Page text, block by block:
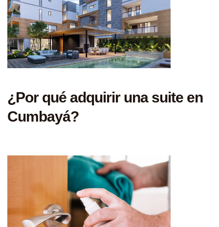
¿Por qué adquirir una suite en
Cumbayá?